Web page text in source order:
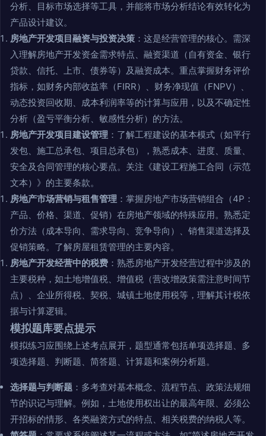
分析、目标市场选择等工具，并能将市场分析结论有效转化为
产品设计建议。
房地产开发项目融资与投资决策 ：这是经营管理的核心。需深
入理解房地产开发资金需求特点、融资渠道（自有资金、银行
贷款、信托、上市、债券等）及融资成本。重点掌握财务评价
指标，如财务内部收益率（FIRR）、财务净现值（FNPV）、
动态投资回收期、成本利润率等的计算与应用，以及不确定性
分析（盈亏平衡分析、敏感性分析）的方法。
房地产开发项目建设管理 ：了解工程建设的基本模式（如平行
发包、施工总承包、项目总承包），熟悉成本、进度、质量、
安全及合同管理的核心要点。关注《建设工程施工合同（示范
文本）》的主要条款。
房地产市场营销与租售管理 ：掌握房地产市场营销组合（4P：
产品、价格、渠道、促销）在房地产领域的特殊应用。熟悉定
价方法（成本导向、需求导向、竞争导向）、销售渠道选择及
促销策略。了解房屋租赁管理的主要内容。
房地产开发经营中的税费 ：熟悉房地产开发经营过程中涉及的
主要税种，如土地增值税、增值税（营改增政策需注意时间节
点）、企业所得税、契税、城镇土地使用税等，理解其计税依
据与计算逻辑。
模拟题库要点提示
模拟练习应围绕上述考点展开，题型通常包括单项选择题、多
项选择题、判断题、简答题、计算题和案例分析题。
选择题与判断题 ：多考查对基本概念、流程节点、政策法规细
节的识记与理解。例如，土地使用权出让的最高年限、必须公
开招标的情形、各类融资方式的特点、相关税费的纳税人等。